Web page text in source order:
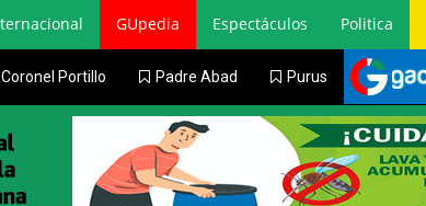
GUpedia Espectáculos Politica
Coronel Portillo Padre Abad Purus